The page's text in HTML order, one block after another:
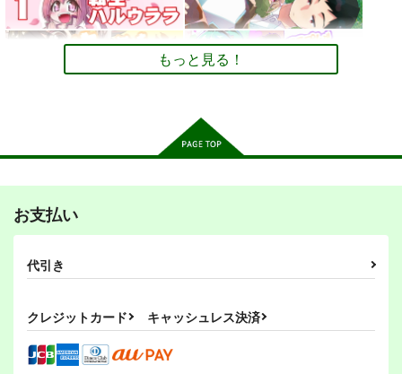
その後のDB真15巻
専売 1,210円（税込）
孫悟空
孫悟飯
ピッコロ
サンプル
ひらいて
専売 550円（税込）
レコレータ
エル・アレフ
PI-21
専売 330円（税込）
もっと見る！
お支払い
代引き
クレジットカード キャッシュレス決済